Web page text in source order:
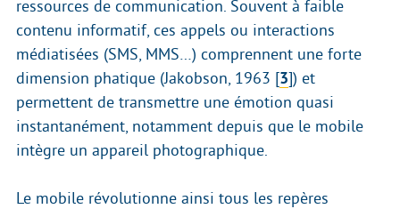
ressources de communication. Souvent à faible
contenu informatif, ces appels ou interactions
médiatisées (SMS, MMS…) comprennent une forte
dimension phatique (Jakobson, 1963 [3]) et
permettent de transmettre une émotion quasi
instantanément, notamment depuis que le mobile
intègre un appareil photographique.
Le mobile révolutionne ainsi tous les repères